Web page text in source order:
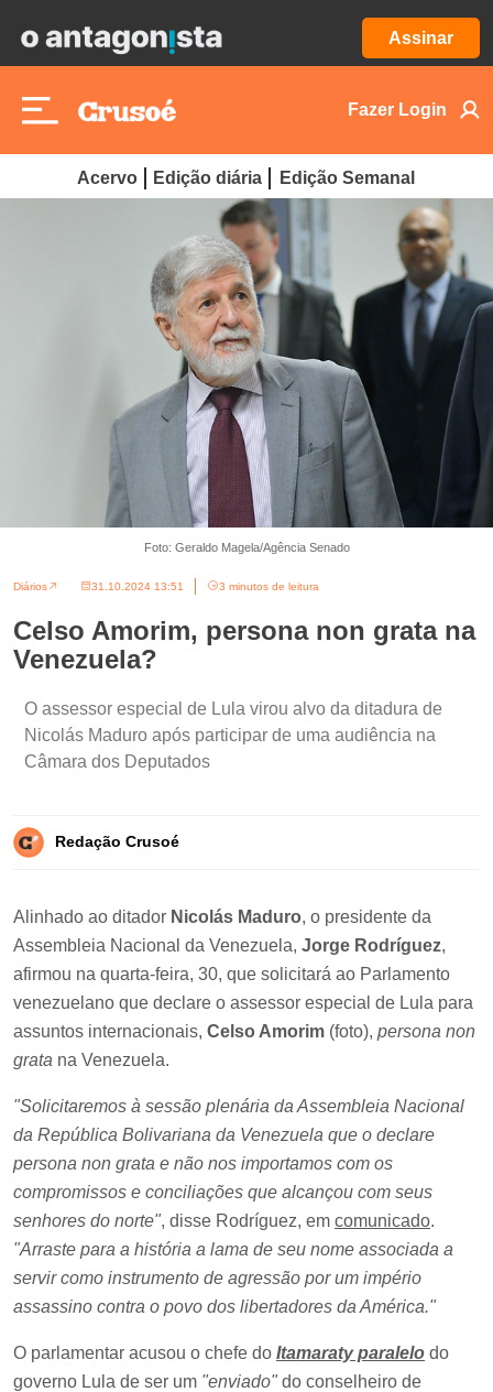
Assinar
Fazer Login
Acervo Edição diária Edição Semanal
Foto: Geraldo Magela/Agência Senado
Diários 31.10.2024 13:51 3 minutos de leitura
Celso Amorim, persona non grata na
Venezuela?
O assessor especial de Lula virou alvo da ditadura de
Nicolás Maduro após participar de uma audiência na
Câmara dos Deputados
Redação Crusoé
Alinhado ao ditador Nicolás Maduro, o presidente da
Assembleia Nacional da Venezuela, Jorge Rodríguez,
afirmou na quarta-feira, 30, que solicitará ao Parlamento
venezuelano que declare o assessor especial de Lula para
assuntos internacionais, Celso Amorim (foto), persona non
grata na Venezuela.
"Solicitaremos à sessão plenária da Assembleia Nacional
da República Bolivariana da Venezuela que o declare
persona non grata e não nos importamos com os
compromissos e conciliações que alcançou com seus
senhores do norte", disse Rodríguez, em comunicado.
"Arraste para a história a lama de seu nome associada a
servir como instrumento de agressão por um império
assassino contra o povo dos libertadores da América."
O parlamentar acusou o chefe do Itamaraty paralelo do
governo Lula de ser um "enviado"do conselheiro de